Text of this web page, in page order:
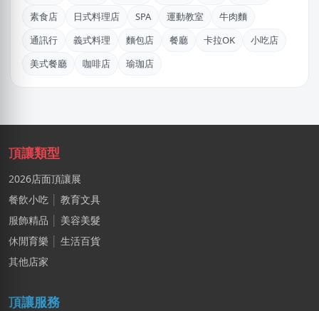
林X羽
KXllyChen
新北市｜預算 50萬~100萬元
黃X姐
何
新北市｜預算 10萬~30萬元
黃X姐
基隆市｜預算 10萬~30萬元
素食店
日式料理店 SPA 運動教室
牛肉麵
通訊行
義式料理 麵包店 餐廳 卡拉OK
小吃店
美式餐廳
咖啡店 瑜珈店
頂讓類型
2026店面頂讓展
餐飲小吃
教育文具
服飾精品
美容美髮
休閒育樂
生活百貨
其他店家
頂讓服務